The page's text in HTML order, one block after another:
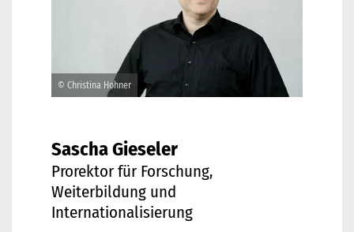
© Christina Hohner
Sascha Gieseler
Prorektor für Forschung,
Weiterbildung und
Internationalisierung